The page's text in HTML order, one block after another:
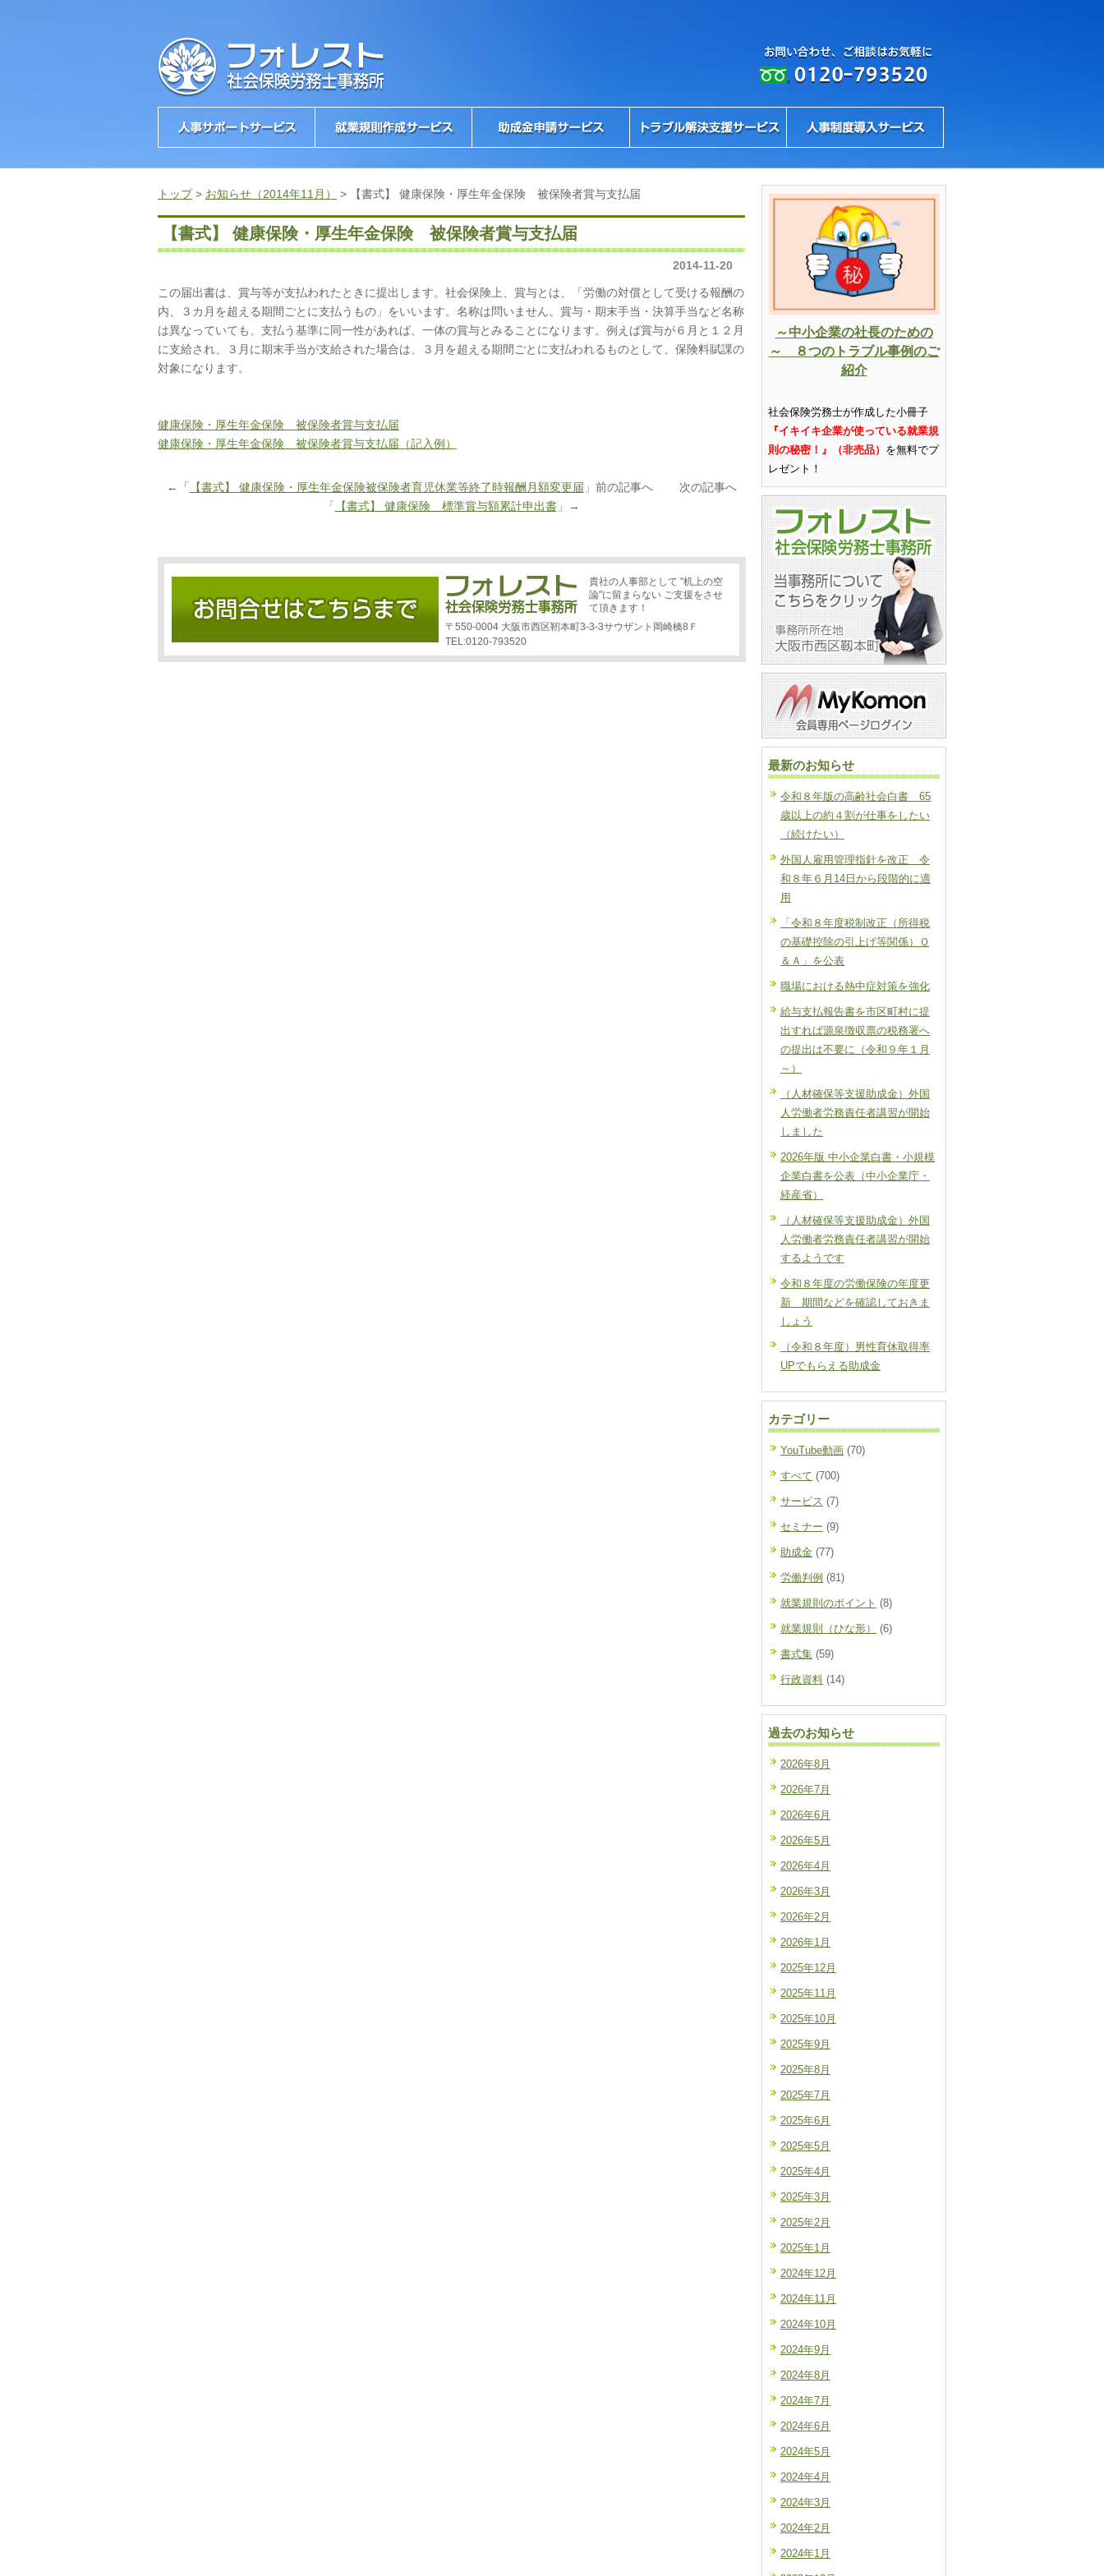
トップ> お知らせ（2014年11月） > 【書式】 健康保険・厚生年金保険 被保険者賞与支払届
【書式】 健康保険・厚生年金保険 被保険者賞与支払届
2014-11-20
この届出書は、賞与等が支払われたときに提出します。社会保険上、賞与とは、「労働の対償として受ける報酬の
内、３カ月を超える期間ごとに支払うもの」をいいます。名称は問いません。賞与・期末手当・決算手当など名称
は異なっていても、支払う基準に同一性があれば、一体の賞与とみることになります。例えば賞与が６月と１２月
に支給され、３月に期末手当が支給された場合は、３月を超える期間ごとに支払われるものとして、保険料賦課の
対象になります。
健康保険・厚生年金保険 被保険者賞与支払届
健康保険・厚生年金保険 被保険者賞与支払届（記入例）
←「 【書式】 健康保険・厚生年金保険被保険者育児休業等終了時報酬月額変更届 」前の記事へ 次の記事へ
「
【書式】 健康保険 標準賞与額累計申出書」→
貴社の人事部として "机上の空
論"に留まらない ご支援をさせ
て頂きます！
〒550-0004 大阪市西区靭本町3-3-3サウザント岡崎橋8Ｆ
TEL:0120-793520
～中小企業の社長のための
～ ８つのトラブル事例のご
紹介
社会保険労務士が作成した小冊子
『イキイキ企業が使っている就業規
則の秘密！』（非売品） を無料でプ
レゼント ！
最新のお知らせ
令和８年版の高齢社会白書 65
歳以上の約４割が仕事をしたい
（続けたい）
外国人雇用管理指針を改正 令
和８年６月14日から段階的に適
用
「令和８年度税制改正（所得税
の基礎控除の引上げ等関係）Ｑ
＆Ａ」を公表
職場における熱中症対策を強化
給与支払報告書を市区町村に提
出すれば源泉徴収票の税務署へ
の提出は不要に（令和９年１月
～）
（人材確保等支援助成金）外国
人労働者労務責任者講習が開始
しました
2026年版 中小企業白書・小規模
企業白書を公表（中小企業庁・
経産省）
（人材確保等支援助成金）外国
人労働者労務責任者講習が開始
するようです
令和８年度の労働保険の年度更
新 期間などを確認しておきま
しょう
（令和８年度）男性育休取得率
UPでもらえる助成金
カテゴリー
YouTube動画 (70)
すべて (700)
サービス (7)
セミナー (9)
助成金 (77)
労働判例 (81)
就業規則のポイント (8)
就業規則（ひな形） (6)
書式集 (59)
行政資料 (14)
過去のお知らせ
2026年8月
2026年7月
2026年6月
2026年5月
2026年4月
2026年3月
2026年2月
2026年1月
2025年12月
2025年11月
2025年10月
2025年9月
2025年8月
2025年7月
2025年6月
2025年5月
2025年4月
2025年3月
2025年2月
2025年1月
2024年12月
2024年11月
2024年10月
2024年9月
2024年8月
2024年7月
2024年6月
2024年5月
2024年4月
2024年3月
2024年2月
2024年1月